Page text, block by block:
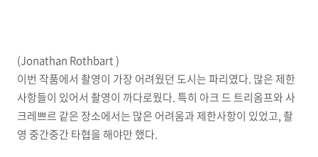
(Jonathan Rothbart )
이번 작품에서 촬영이 가장 어려웠던 도시는 파리였다. 많은 제한
사항들이 있어서 촬영이 까다로웠다. 특히 아크 드 트리옴프와 사
크레쁘르 같은 장소에서는 많은 어려움과 제한사항이 있었고, 촬
영 중간중간 타협을 해야만 했다.